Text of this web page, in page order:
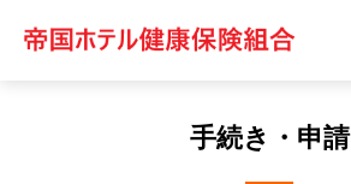
手続き・申請